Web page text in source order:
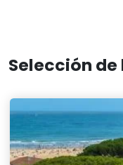
Selección